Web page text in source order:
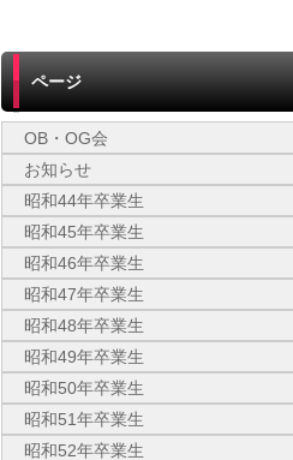
ページ
OB・OG会
お知らせ
昭和44年卒業生
昭和45年卒業生
昭和46年卒業生
昭和47年卒業生
昭和48年卒業生
昭和49年卒業生
昭和50年卒業生
昭和51年卒業生
昭和52年卒業生